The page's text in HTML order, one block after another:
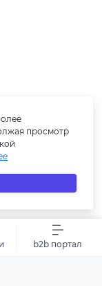
b2b портал
В корзину
просмотр